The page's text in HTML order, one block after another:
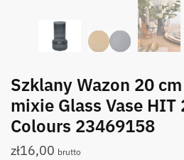
Szklany Wazon 20
mixie Glass Vase HIT
Colours 23469158
zł16,00 brutto